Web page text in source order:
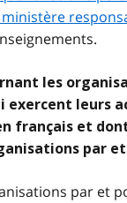
les
exercent leurs
français et
par
par et